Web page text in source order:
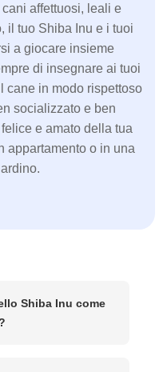
affettuosi, leali e
il tuo Shiba Inu e i tuoi
a giocare insieme
di insegnare ai tuoi
cane in modo rispettoso
socializzato e ben
e amato della tua
appartamento o in una
Shiba Inu come